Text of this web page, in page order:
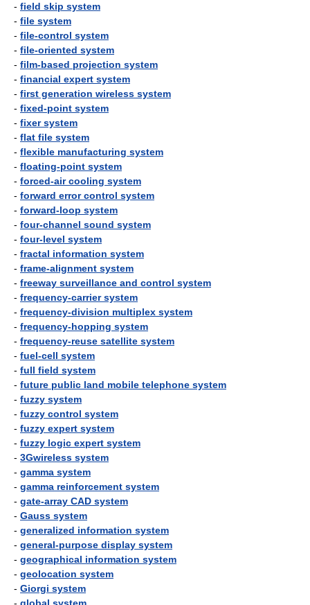
- field skip system
- file system
- file-control system
- file-oriented system
- film-based projection system
- financial expert system
- first generation wireless system
- fixed-point system
- fixer system
- flat file system
- flexible manufacturing system
- floating-point system
- forced-air cooling system
- forward error control system
- forward-loop system
- four-channel sound system
- four-level system
- fractal information system
- frame-alignment system
- freeway surveillance and control system
- frequency-carrier system
- frequency-division multiplex system
- frequency-hopping system
- frequency-reuse satellite system
- fuel-cell system
- full field system
- future public land mobile telephone system
- fuzzy system
- fuzzy control system
- fuzzy expert system
- fuzzy logic expert system
- 3Gwireless system
- gamma system
- gamma reinforcement system
- gate-array CAD system
- Gauss system
- generalized information system
- general-purpose display system
- geographical information system
- geolocation system
- Giorgi system